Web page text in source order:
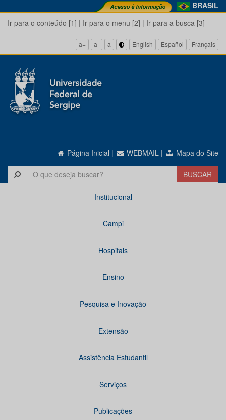
BRASIL
Ir para o conteúdo [1] | Ir para o menu [2] | Ir para a busca [3]
a+ a- a English Español Français
Página Inicial | WEBMAIL | Mapa do Site
Institucional
Campi
Hospitais
Ensino
Pesquisa e Inovação
Extensão
Assistência Estudantil
Serviços
Publicações